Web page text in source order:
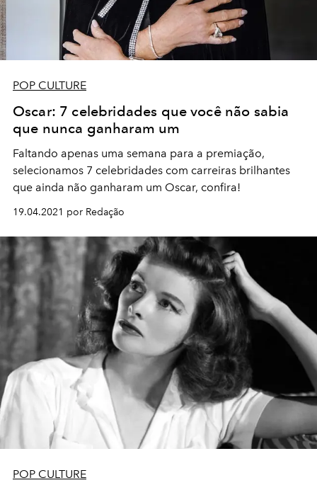
POP CULTURE
Oscar: 7 celebridades que você não sabia
que nunca ganharam um
Faltando apenas uma semana para a premiação,
selecionamos 7 celebridades com carreiras brilhantes
que ainda não ganharam um Oscar, confira!
19.04.2021 por Redação
POP CULTURE